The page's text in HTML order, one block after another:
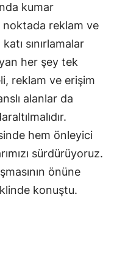
kumar
noktada reklam ve
sınırlamalar
her şey tek
reklam ve erişim
alanlar da
hem önleyici
sürdürüyoruz.
önüne
konuştu.